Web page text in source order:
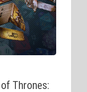
Thrones: